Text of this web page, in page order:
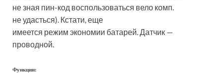
не зная пин-код воспользоваться вело комп.
не удасться). Кстати, еще
имеется режим экономии батарей. Датчик —
проводной.
Функции: